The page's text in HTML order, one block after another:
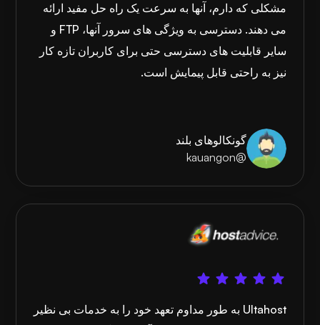
مشکلی که دارم، آنها به سرعت یک راه حل مفید ارائه
می دهند. دسترسی به ویژگی های سرور آنها، FTP و
سایر قابلیت های دسترسی حتی برای کاربران تازه کار
نیز به راحتی قابل پیمایش است.
گونکالوهای بلند
@kauangon
Ultahost به طور مداوم تعهد خود را به خدمات بی نظیر